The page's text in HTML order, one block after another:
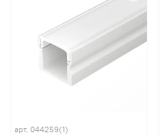
арт. 044259(1)